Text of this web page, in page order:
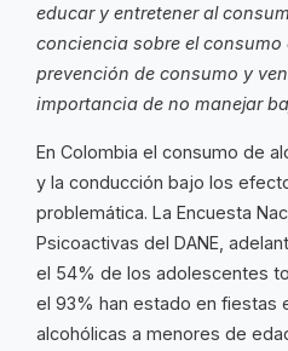
educar y entretener al
conciencia sobre el
prevención de consumo y
importancia de no manejar
En Colombia el consumo de
y la conducción bajo los
problemática. La Encuesta
Psicoactivas del DANE,
el 54% de los adolescentes
el 93% han estado en fiestas
alcohólicas a menores de